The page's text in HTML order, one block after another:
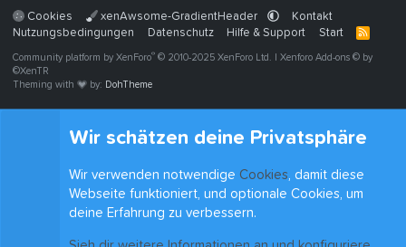
Cookies xenAwsome-GradientHeader
Kontakt
Nutzungsbedingungen
Datenschutz Hilfe & Support Start
R
S
Community platform by XenForo® © 2010-2025 XenForo Ltd. Xenforo Add-ons © by
©XenTR
Theming with
by: DohTheme
Wir schätzen deine Privatsphäre
Wir verwenden notwendige Cookies, damit diese
Webseite funktioniert, und optionale Cookies, um
deine Erfahrung zu verbessern.